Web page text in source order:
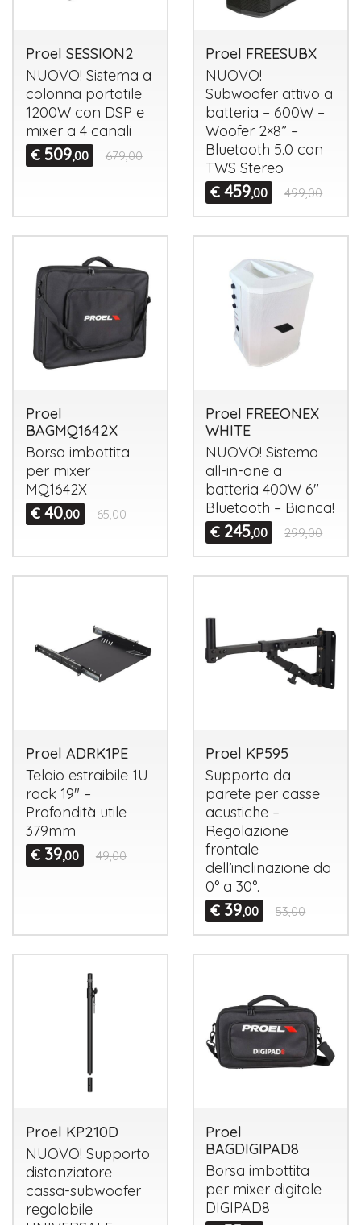
Proel SESSION2
NUOVO! Sistema a
colonna portatile
1200W con DSP e
mixer a 4 canali
€ 509,00 679,00
Proel FREESUBX
NUOVO!
Subwoofer attivo a
batteria – 600W –
Woofer 2×8” –
Bluetooth 5.0 con
TWS Stereo
€ 459,00 499,00
Proel
BAGMQ1642X
Borsa imbottita
per mixer
MQ1642X
€ 40,00 65,00
Proel FREEONEX
WHITE
NUOVO! Sistema
all-in-one a
batteria 400W 6"
Bluetooth – Bianca!
€ 245,00 299,00
Proel ADRK1PE
Telaio estraibile 1U
rack 19" –
Profondità utile
379mm
€ 39,00 49,00
Proel KP595
Supporto da
parete per casse
acustiche –
Regolazione
frontale
dell’inclinazione da
0° a 30°.
€ 39,00 53,00
Proel KP210D
NUOVO! Supporto
distanziatore
cassa-subwoofer
regolabile
Proel
BAGDIGIPAD8
Borsa imbottita
per mixer digitale
DIGIPAD8